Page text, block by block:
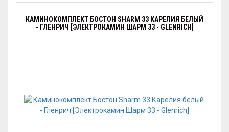
КАМИНОКОМПЛЕКТ БОСТОН SHARM 33 КАРЕЛИЯ БЕЛЫЙ
- ГЛЕНРИЧ [ЭЛЕКТРОКАМИН ШАРМ 33 - GLENRICH]